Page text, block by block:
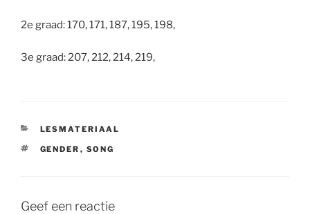
2e graad: 170, 171, 187, 195, 198,
3e graad: 207, 212, 214, 219,
CATEGORIEËN
LESMATERIAAL
TAGS
GENDER , SONG
Geef een reactie